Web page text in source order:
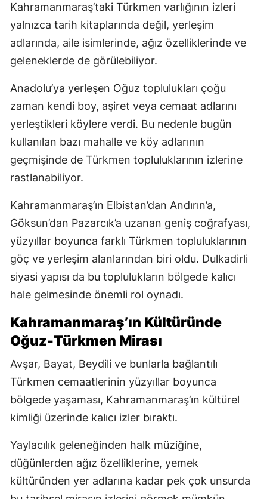
Kahramanmaraş’taki Türkmen varlığının izleri
yalnızca tarih kitaplarında değil, yerleşim
adlarında, aile isimlerinde, ağız özelliklerinde ve
geleneklerde de görülebiliyor.
Anadolu’ya yerleşen Oğuz toplulukları çoğu
zaman kendi boy, aşiret veya cemaat adlarını
yerleştikleri köylere verdi. Bu nedenle bugün
kullanılan bazı mahalle ve köy adlarının
geçmişinde de Türkmen topluluklarının izlerine
rastlanabiliyor.
Kahramanmaraş’ın Elbistan’dan Andırın’a,
Göksun’dan Pazarcık’a uzanan geniş coğrafyası,
yüzyıllar boyunca farklı Türkmen topluluklarının
göç ve yerleşim alanlarından biri oldu. Dulkadirli
siyasi yapısı da bu toplulukların bölgede kalıcı
hale gelmesinde önemli rol oynadı.
Kahramanmaraş’ın Kültüründe
Oğuz-Türkmen Mirası
Avşar, Bayat, Beydili ve bunlarla bağlantılı
Türkmen cemaatlerinin yüzyıllar boyunca
bölgede yaşaması, Kahramanmaraş’ın kültürel
kimliği üzerinde kalıcı izler bıraktı.
Yaylacılık geleneğinden halk müziğine,
düğünlerden ağız özelliklerine, yemek
kültüründen yer adlarına kadar pek çok unsurda